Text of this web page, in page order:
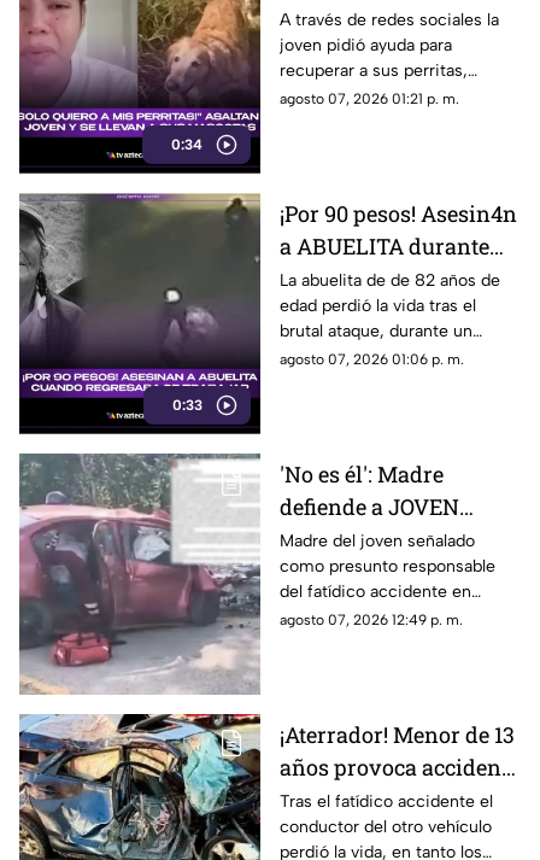
0:34
joven y se roban a sus
MASCOTAS; suplica
ayuda para localizarlas
(+VIDEO)
A través de redes sociales la
joven pidió ayuda para
recuperar a sus perritas,
quienes fueron robadas
agosto 07, 2026 01:21 p. m.
0:33
¡Por 90 pesos! Asesin4n
a ABUELITA durante
ASALTO cuando
regresaba de trabajar
(+VIDEO)
La abuelita de de 82 años de
edad perdió la vida tras el
brutal ataque, durante un
asalto, cuando regresaba de
agosto 07, 2026 01:06 p. m.
'No es él': Madre
defiende a JOVEN
señalado como
presunto responsable
del accidente donde
MURIÓ pareja y bebé en
Madre del joven señalado
como presunto responsable
del fatídico accidente en
Campeche, rompe el silencio
agosto 07, 2026 12:49 p. m.
¡Aterrador! Menor de 13
años provoca accidente
mortal; conducía un
AUTO robado con otros
Tras el fatídico accidente el
conductor del otro vehículo
perdió la vida, en tanto los